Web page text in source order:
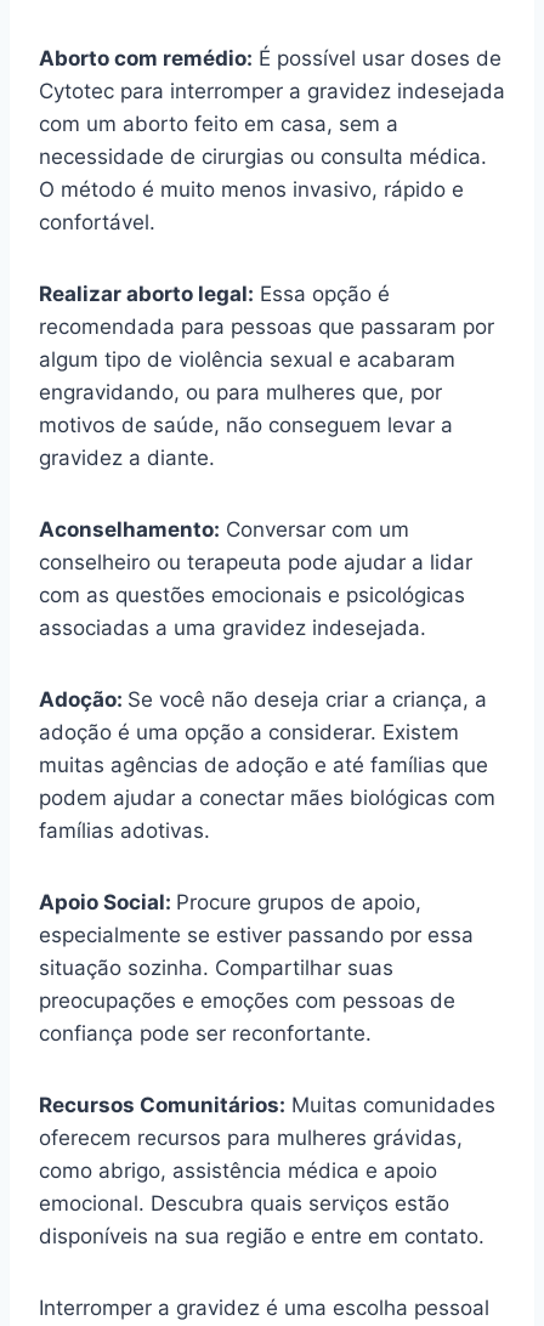
Aborto com remédio: É possível usar doses de
Cytotec para interromper a gravidez indesejada
com um aborto feito em casa, sem a
necessidade de cirurgias ou consulta médica.
O método é muito menos invasivo, rápido e
confortável.
Realizar aborto legal: Essa opção é
recomendada para pessoas que passaram por
algum tipo de violência sexual e acabaram
engravidando, ou para mulheres que, por
motivos de saúde, não conseguem levar a
gravidez a diante.
Aconselhamento: Conversar com um
conselheiro ou terapeuta pode ajudar a lidar
com as questões emocionais e psicológicas
associadas a uma gravidez indesejada.
Adoção: Se você não deseja criar a criança, a
adoção é uma opção a considerar. Existem
muitas agências de adoção e até famílias que
podem ajudar a conectar mães biológicas com
famílias adotivas.
Apoio Social: Procure grupos de apoio,
especialmente se estiver passando por essa
situação sozinha. Compartilhar suas
preocupações e emoções com pessoas de
confiança pode ser reconfortante.
Recursos Comunitários: Muitas comunidades
oferecem recursos para mulheres grávidas,
como abrigo, assistência médica e apoio
emocional. Descubra quais serviços estão
disponíveis na sua região e entre em contato.
Interromper a gravidez é uma escolha pessoal